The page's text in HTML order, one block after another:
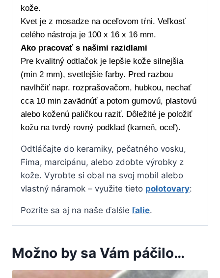
kože.
Kvet je z mosadze na oceľovom tŕni. Veľkosť
celého nástroja je 100 x 16 x 16 mm.
Ako pracovať s našimi razidlami
Pre kvalitný odtlačok je lepšie kože silnejšia
(min 2 mm), svetlejšie farby. Pred razbou
navlhčiť napr. rozprašovačom, hubkou, nechať
cca 10 min zavädnúť a potom gumovú, plastovú
alebo koženú paličkou raziť. Dôležité je položiť
kožu na tvrdý rovný podklad (kameň, oceľ).
Odtláčajte do keramiky, pečatného vosku,
Fima, marcipánu, alebo zdobte výrobky z
kože. Vyrobte si obal na svoj mobil alebo
vlastný náramok – využite tieto polotovary:
Pozrite sa aj na naše ďalšie ľalie.
Možno by sa Vám páčilo…